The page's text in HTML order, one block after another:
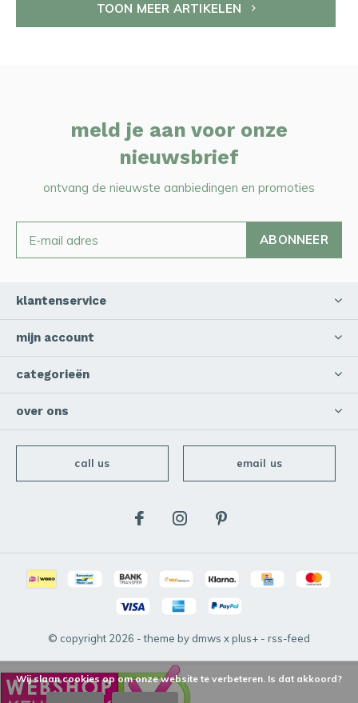
TOON MEER ARTIKELEN
meld je aan voor onze
nieuwsbrief
ontvang de nieuwste aanbiedingen en promoties
ABONNEER
klantenservice
mijn account
categorieën
over ons
call us email us
© copyright 2026 - theme by dmws xplus+ - rss-feed
Wij slaan cookies op om onze website te verbeteren. Is dat akkoord?